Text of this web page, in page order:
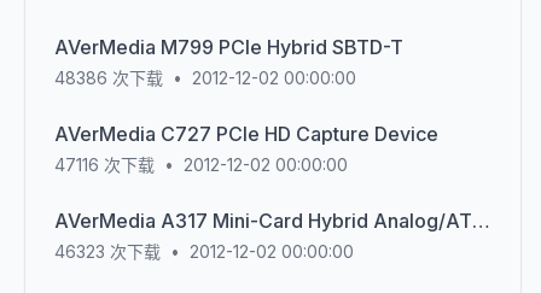
AVerMedia M799 PCIe Hybrid SBTD-T
48386 次下载 • 2012-12-02 00:00:00
AVerMedia C727 PCIe HD Capture Device
47116 次下载 • 2012-12-02 00:00:00
AVerMedia A317 Mini-Card Hybrid Analog/ATSC
46323 次下载 • 2012-12-02 00:00:00